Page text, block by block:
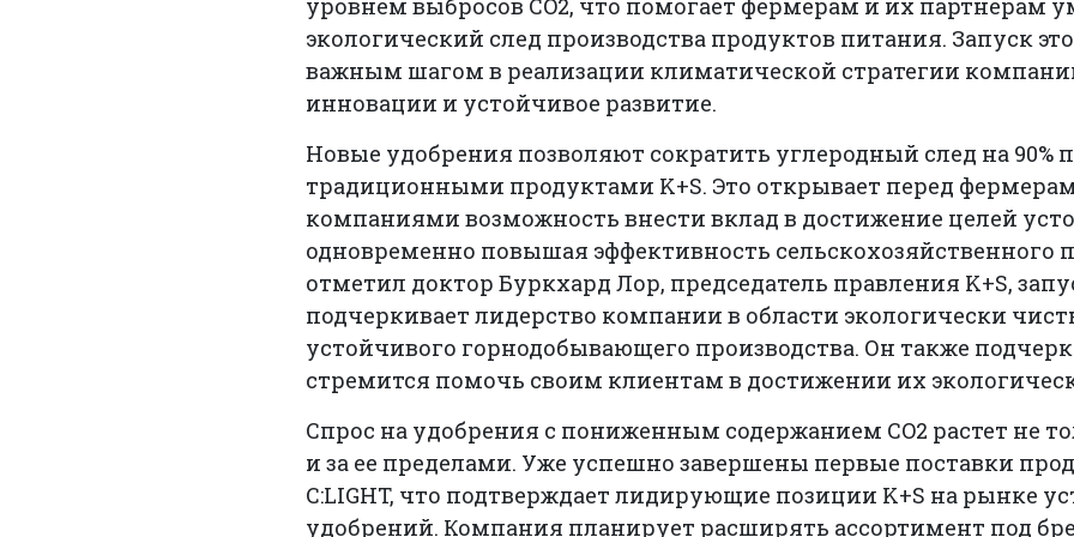
уровнем выбросов CO2, что помогает фермерам и их партнерам
экологический след производства продуктов питания. Запуск
важным шагом в реализации климатической стратегии
инновации и устойчивое развитие.
Новые удобрения позволяют сократить углеродный след на 90%
традиционными продуктами K+S. Это открывает перед
компаниями возможность внести вклад в достижение целей
одновременно повышая эффективность сельскохозяйственного
отметил доктор Буркхард Лор, председатель правления K+S,
подчеркивает лидерство компании в области экологически
устойчивого горнодобывающего производства. Он также
стремится помочь своим клиентам в достижении их
Спрос на удобрения с пониженным содержанием CO2 растет не
и за ее пределами. Уже успешно завершены первые поставки
C:LIGHT, что подтверждает лидирующие позиции K+S на рынке
удобрений. Компания планирует расширять ассортимент под